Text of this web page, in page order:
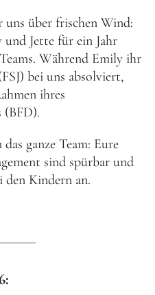
uns über frischen Wind:
Jette für ein Jahr
Während Emily ihr
bei uns absolviert,
ihres
(BFD).
ganze Team: Eure
sind spürbar und
den Kindern an.